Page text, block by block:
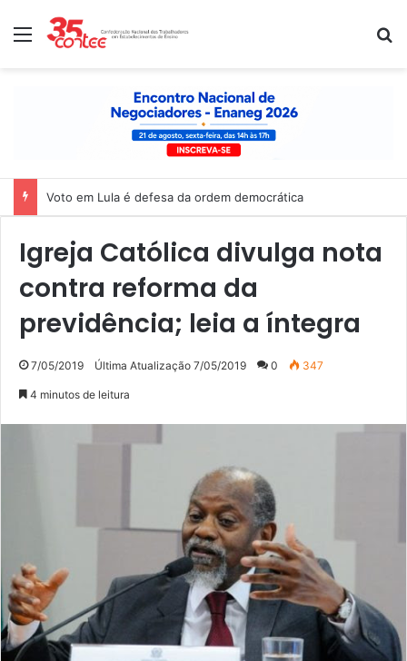
Menu
Nota de solidariedade ao povo venezuelano
Igreja Católica divulga nota
contra reforma da
previdência; leia a íntegra
7/05/2019 Última Atualização 7/05/2019 0 347
4 minutos de leitura